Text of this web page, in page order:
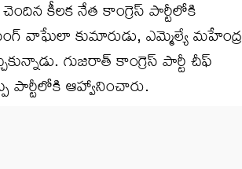
కీలక నేత కాంగ్రెస్ పార్టీలోకి
వాఘేలా కుమారుడు, ఎమ్మెల్యే మహేంద్ర
గుజరాత్ కాంగ్రెస్ పార్టీ చీఫ్
పార్టీలోకి ఆహ్వానించారు.